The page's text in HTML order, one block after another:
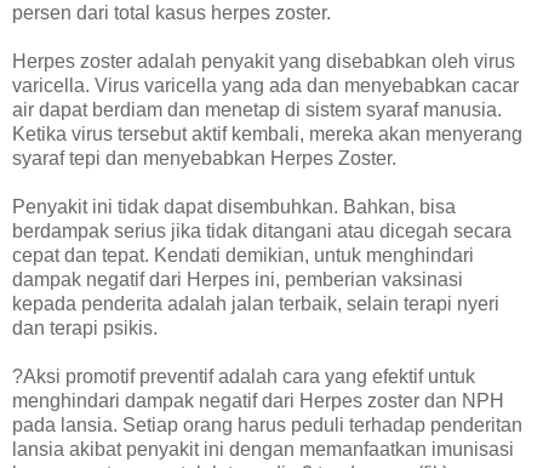
persen dari total kasus herpes zoster.
Herpes zoster adalah penyakit yang disebabkan oleh virus
varicella. Virus varicella yang ada dan menyebabkan cacar
air dapat berdiam dan menetap di sistem syaraf manusia.
Ketika virus tersebut aktif kembali, mereka akan menyerang
syaraf tepi dan menyebabkan Herpes Zoster.
Penyakit ini tidak dapat disembuhkan. Bahkan, bisa
berdampak serius jika tidak ditangani atau dicegah secara
cepat dan tepat. Kendati demikian, untuk menghindari
dampak negatif dari Herpes ini, pemberian vaksinasi
kepada penderita adalah jalan terbaik, selain terapi nyeri
dan terapi psikis.
?Aksi promotif preventif adalah cara yang efektif untuk
menghindari dampak negatif dari Herpes zoster dan NPH
pada lansia. Setiap orang harus peduli terhadap penderitan
lansia akibat penyakit ini dengan memanfaatkan imunisasi